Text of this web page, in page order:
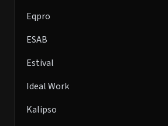
Eqpro
ESAB
Estival
Ideal Work
Kalipso